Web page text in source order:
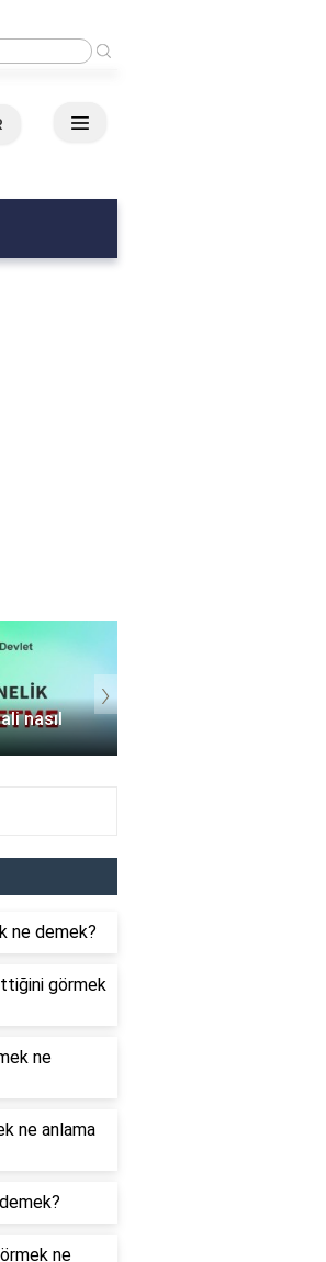
›
ne demek?
görmek
ne
ne anlama
ne